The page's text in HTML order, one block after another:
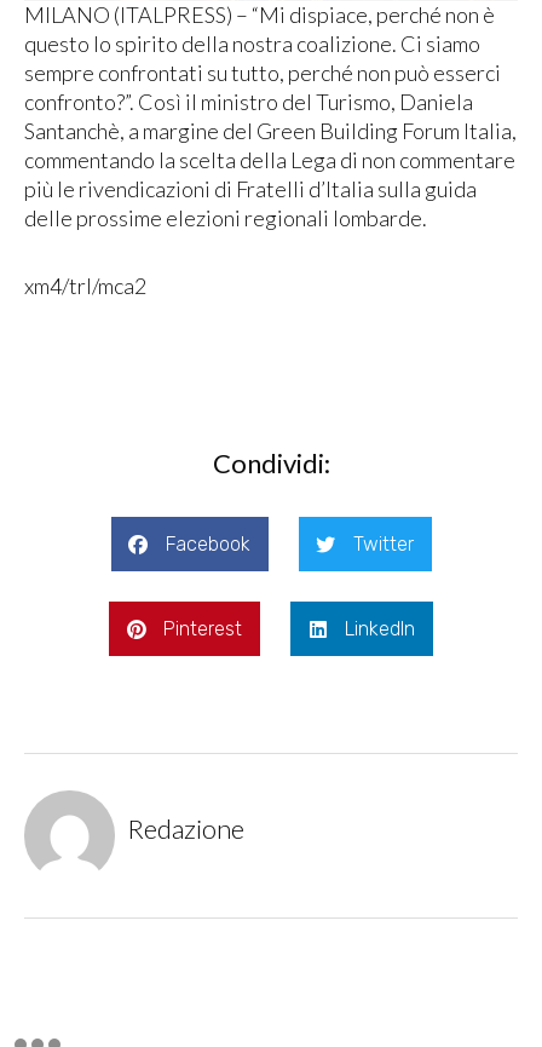
MILANO (ITALPRESS) – “Mi dispiace, perché non è
questo lo spirito della nostra coalizione. Ci siamo
sempre confrontati su tutto, perché non può esserci
confronto?”. Così il ministro del Turismo, Daniela
Santanchè, a margine del Green Building Forum Italia,
commentando la scelta della Lega di non commentare
più le rivendicazioni di Fratelli d’Italia sulla guida
delle prossime elezioni regionali lombarde.
xm4/trl/mca2
Condividi:
Facebook Twitter
Pinterest LinkedIn
Redazione